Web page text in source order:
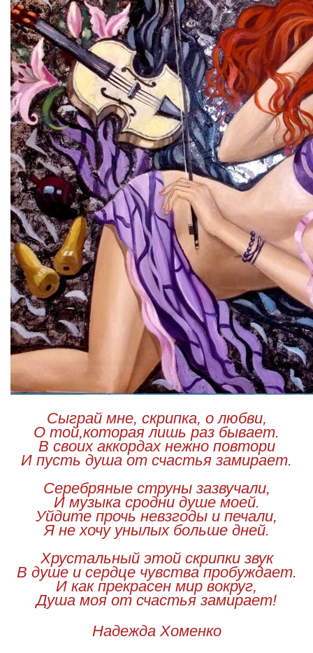
Сыграй мне, скрипка, о любви,
О той,которая лишь раз бывает.
В своих аккордах нежно повтори
И пусть душа от счастья замирает.
Серебряные струны зазвучали,
И музыка сродни душе моей.
Уйдите прочь невзгоды и печали,
Я не хочу унылых больше дней.
Хрустальный этой скрипки звук
В душе и сердце чувства пробуждает.
И как прекрасен мир вокруг,
Душа моя от счастья замирает!
Надежда Хоменко